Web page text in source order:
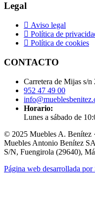
Legal
Aviso legal
Política de
Política de cookies
CONTACTO
Carretera de Mijas s/
952 47 49 00
Horario:
Lunes a sábado de
© 2025 Muebles A. Benítez
Muebles Antonio Benítez
S/N, Fuengirola (29640),
Página web desarrollada por